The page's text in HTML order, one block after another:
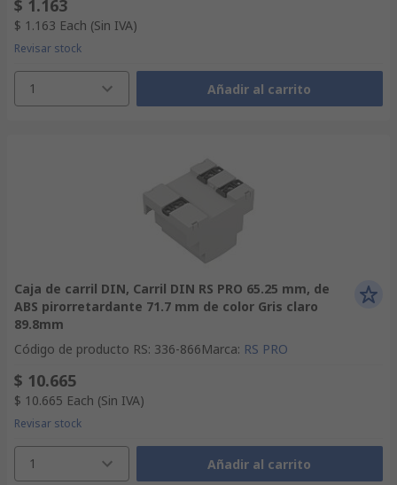
$ 1.163
$ 1.163 Each (Sin IVA)
Revisar stock
1 Añadir al carrito
Caja de carril DIN, Carril DIN RS PRO 65.25 mm, de
ABS pirorretardante 71.7 mm de color Gris claro
89.8mm
Código de producto RS: 336-866Marca: RS PRO
$ 10.665
$ 10.665 Each (Sin IVA)
Revisar stock
1 Añadir al carrito